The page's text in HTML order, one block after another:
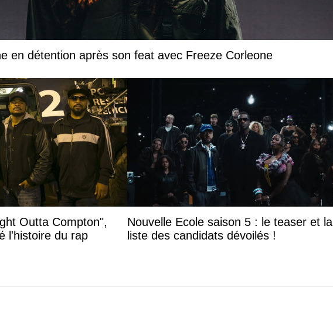
en détention après son feat avec Freeze Corleone
Outta Compton",
l'histoire du rap
Nouvelle Ecole saison 5 : le teaser et la
liste des candidats dévoilés !